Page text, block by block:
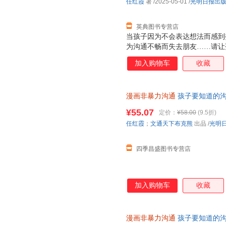
当孩子因为不会表达想法而感
为沟通不畅而失去朋友……请让
子打造的漫画非暴力沟通指南
应慢、不会说话，快速摆脱怯
表达和沟通。 让孩子学会如何
如何倾听别人的想法…… 会沟
自己的想法，能够轻松获得他
英典图书专营店
任红霞 著 /2025-05-01 /光明日报出
加入购物车 收藏
漫画非暴力沟通 孩子要知道的
¥55.07 定价： ¥58.00 (9.5折)
四季昌盛图书专营店
任红霞 ； 文通天下布克熊 出品 /光明
加入购物车 收藏
漫画非暴力沟通 孩子要知道的